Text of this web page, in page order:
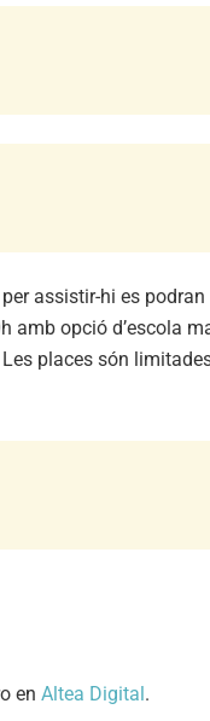
assistir-hi es
amb opció d’escola
places són
en Altea Digital.